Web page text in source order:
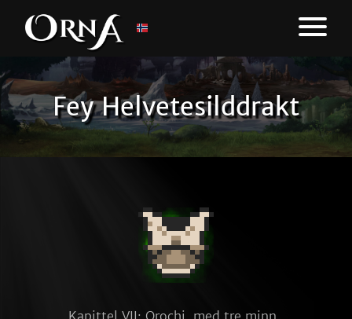
Fey Helvetesilddrakt
Kapittel VII: Orochi, med tre minn,